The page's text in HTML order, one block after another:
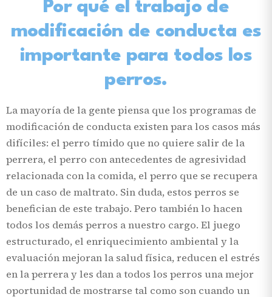
Por qué el trabajo de
modificación de conducta es
importante para todos los
perros.
La mayoría de la gente piensa que los programas de
modificación de conducta existen para los casos más
difíciles: el perro tímido que no quiere salir de la
perrera, el perro con antecedentes de agresividad
relacionada con la comida, el perro que se recupera
de un caso de maltrato. Sin duda, estos perros se
benefician de este trabajo. Pero también lo hacen
todos los demás perros a nuestro cargo. El juego
estructurado, el enriquecimiento ambiental y la
evaluación mejoran la salud física, reducen el estrés
en la perrera y les dan a todos los perros una mejor
oportunidad de mostrarse tal como son cuando un